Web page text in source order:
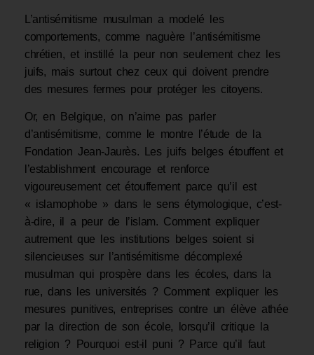
L’antisémitisme musulman a modelé les
comportements, comme naguère l’antisémitisme
chrétien, et instillé la peur non seulement chez les
juifs, mais surtout chez ceux qui doivent prendre
des mesures fermes pour protéger les citoyens.
Or, en Belgique, on n’aime pas parler
d’antisémitisme, comme le montre l’étude de la
Fondation Jean-Jaurès. Les juifs belges étouffent et
l’establishment encourage et renforce
vigoureusement cet étouffement parce qu’il est
« islamophobe » dans le sens étymologique, c’est-
à-dire, il a peur de l’islam. Comment expliquer
autrement que les institutions belges soient si
silencieuses sur l’antisémitisme décomplexé
musulman qui prospère dans les écoles, dans la
rue, dans les universités ? Comment expliquer les
mesures punitives, entreprises contre un élève athée
par la direction de son école, lorsqu’il critique la
religion ? Pourquoi est-il puni ? Parce qu’il faut